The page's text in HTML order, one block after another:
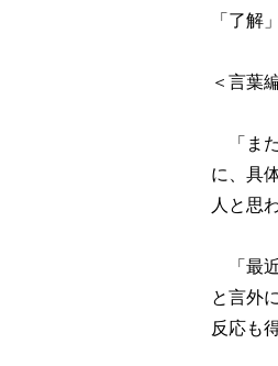
「了解
＜言葉
「また
に、具
人と思
「最近
と言外
反応も